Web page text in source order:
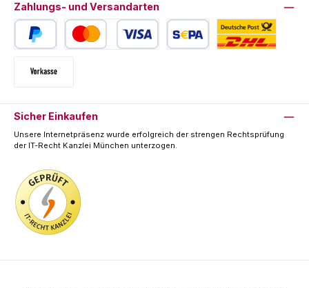
Zahlungs- und Versandarten
Sicher Einkaufen
Unsere Internetpräsenz wurde erfolgreich der strengen Rechtsprüfung
der IT-Recht Kanzlei München unterzogen.